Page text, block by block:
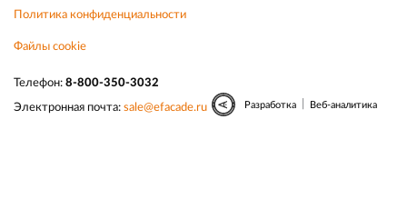
Политика конфиденциальности
Файлы cookie
Телефон: 8-800-350-3032
Электронная почта: sale@efacade.ru Разработка Веб-аналитика